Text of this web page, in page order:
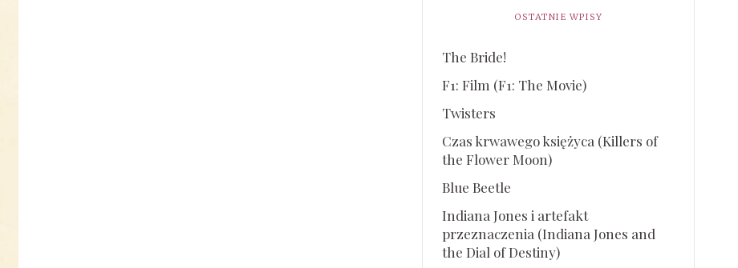
OSTATNIE WPISY
The Bride!
F1: Film (F1: The Movie)
Twisters
Czas krwawego księżyca (Killers of
the Flower Moon)
Blue Beetle
Indiana Jones i artefakt
przeznaczenia (Indiana Jones and
the Dial of Destiny)